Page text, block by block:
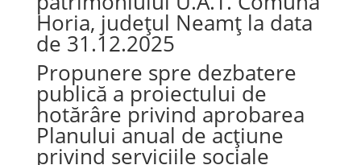
Horia, județul Neamț la data
de 31.12.2025
Propunere spre dezbatere
publică a proiectului de
hotărâre privind aprobarea
Planului anual de acțiune
privind serviciile sociale